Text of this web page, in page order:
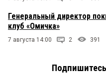
Генеральный директор
клуб «Омичка»
7 августа 14:00 2 391